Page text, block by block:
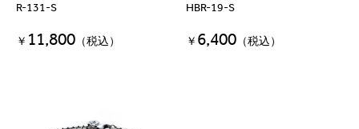
R-131-S
￥ 11,800 （税込）
HBR-19-S
￥ 6,400 （税込）